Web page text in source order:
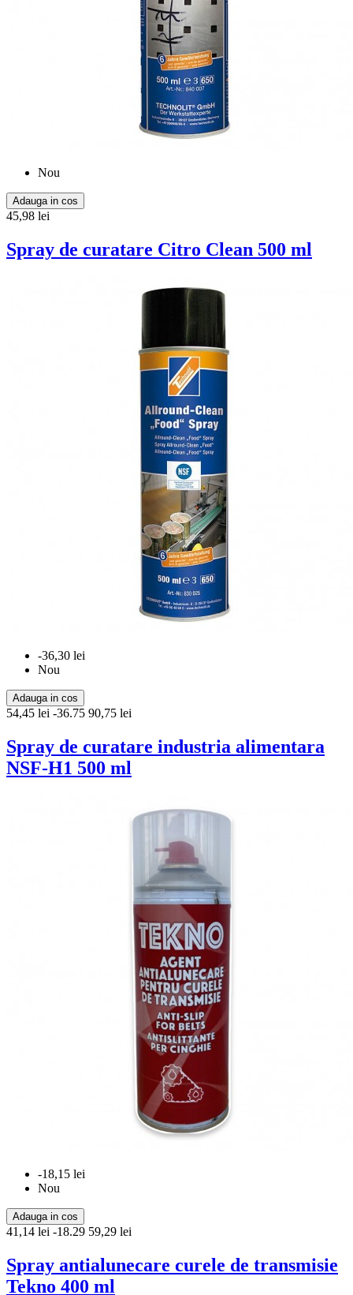
Nou
Adauga in cos
45,98 lei
Spray de curatare Citro Clean 500 ml
-36,30 lei
Nou
Adauga in cos
54,45 lei -36.75 90,75 lei
Spray de curatare industria alimentara
NSF-H1 500 ml
-18,15 lei
Nou
Adauga in cos
41,14 lei -18.29 59,29 lei
Spray antialunecare curele de transmisie
Tekno 400 ml